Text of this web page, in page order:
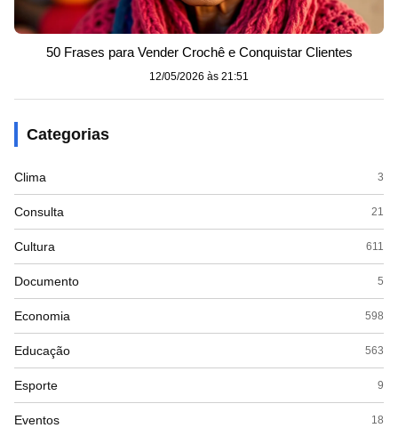
50 Frases para Vender Crochê e Conquistar Clientes
12/05/2026 às 21:51
Categorias
Clima 3
Consulta 21
Cultura 611
Documento 5
Economia 598
Educação 563
Esporte 9
Eventos 18